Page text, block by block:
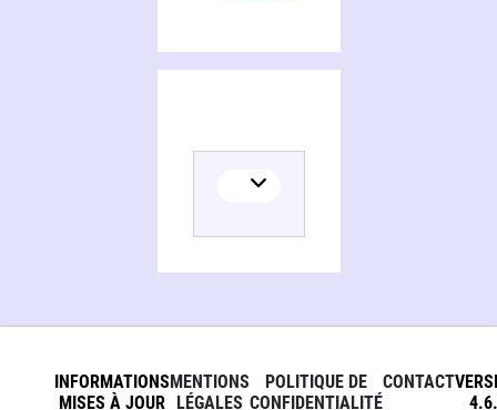
INFORMATIONS
MISES À JOUR
MENTIONS
LÉGALES
POLITIQUE DE
CONFIDENTIALITÉ
CONTACT